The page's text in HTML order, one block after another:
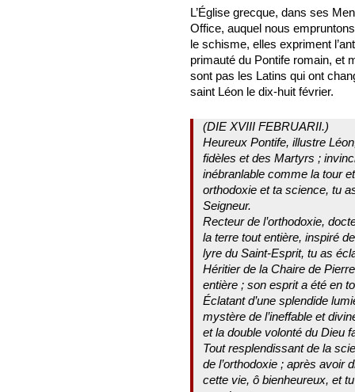
L’Église grecque, dans ses
Office, auquel nous
le schisme, elles expriment
primauté du Pontife romain, et
sont pas les Latins qui ont
saint Léon le dix-huit février.
(DIE XVIII FEBRUARII.)
Heureux Pontife, illustre
fidèles et des Martyrs ;
inébranlable comme la tour
orthodoxie et ta science, tu
Seigneur.
Recteur de l’orthodoxie,
la terre tout entière, inspiré
lyre du Saint-Esprit, tu as
Héritier de la Chaire de
entière ; son esprit a été en
Éclatant d’une splendide
mystère de l’ineffable et
et la double volonté du Dieu
Tout resplendissant de la
de l’orthodoxie ; après avoir
cette vie, ô bienheureux, et